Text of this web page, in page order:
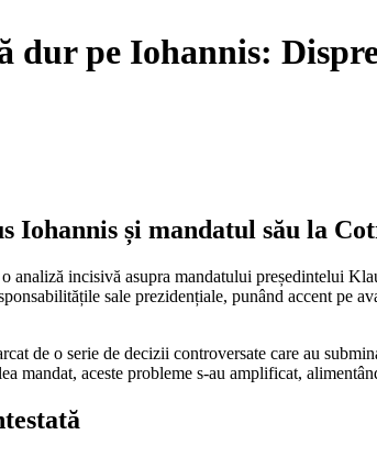
pe Iohannis:
Iohannis și mandatul său la
analiză incisivă asupra mandatului președintelui
sale prezidențiale, punând accent pe
de o serie de decizii controversate care au
mandat, aceste probleme s-au amplificat,